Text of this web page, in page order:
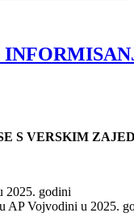
S VERSKIM
2025. godini
AP Vojvodini u 2025.